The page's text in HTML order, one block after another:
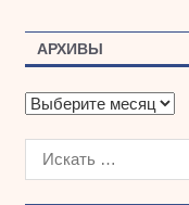
АРХИВЫ
А
х